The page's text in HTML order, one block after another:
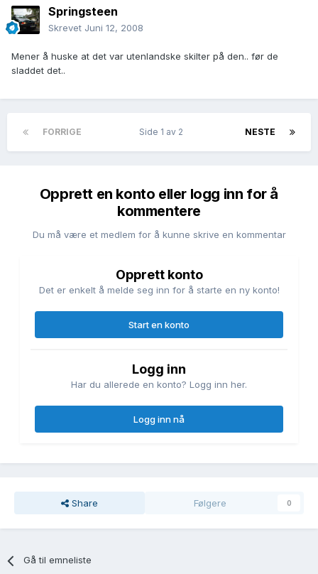
Springsteen
Skrevet Juni 12, 2008
Mener å huske at det var utenlandske skilter på den.. før de
sladdet det..
FORRIGE NESTE
Side 1 av 2
Opprett en konto eller logg inn for å
kommentere
Du må være et medlem for å kunne skrive en kommentar
Opprett konto
Det er enkelt å melde seg inn for å starte en ny konto!
Start en konto
Logg inn
Har du allerede en konto? Logg inn her.
Logg inn nå
Share Følgere 0
Gå til emneliste